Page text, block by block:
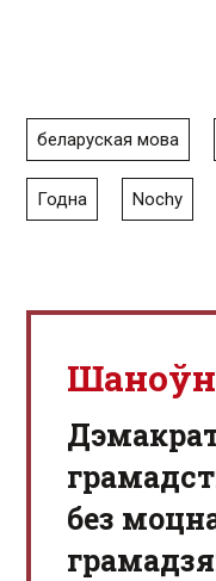
беларуская мова
Годна Nochy
без